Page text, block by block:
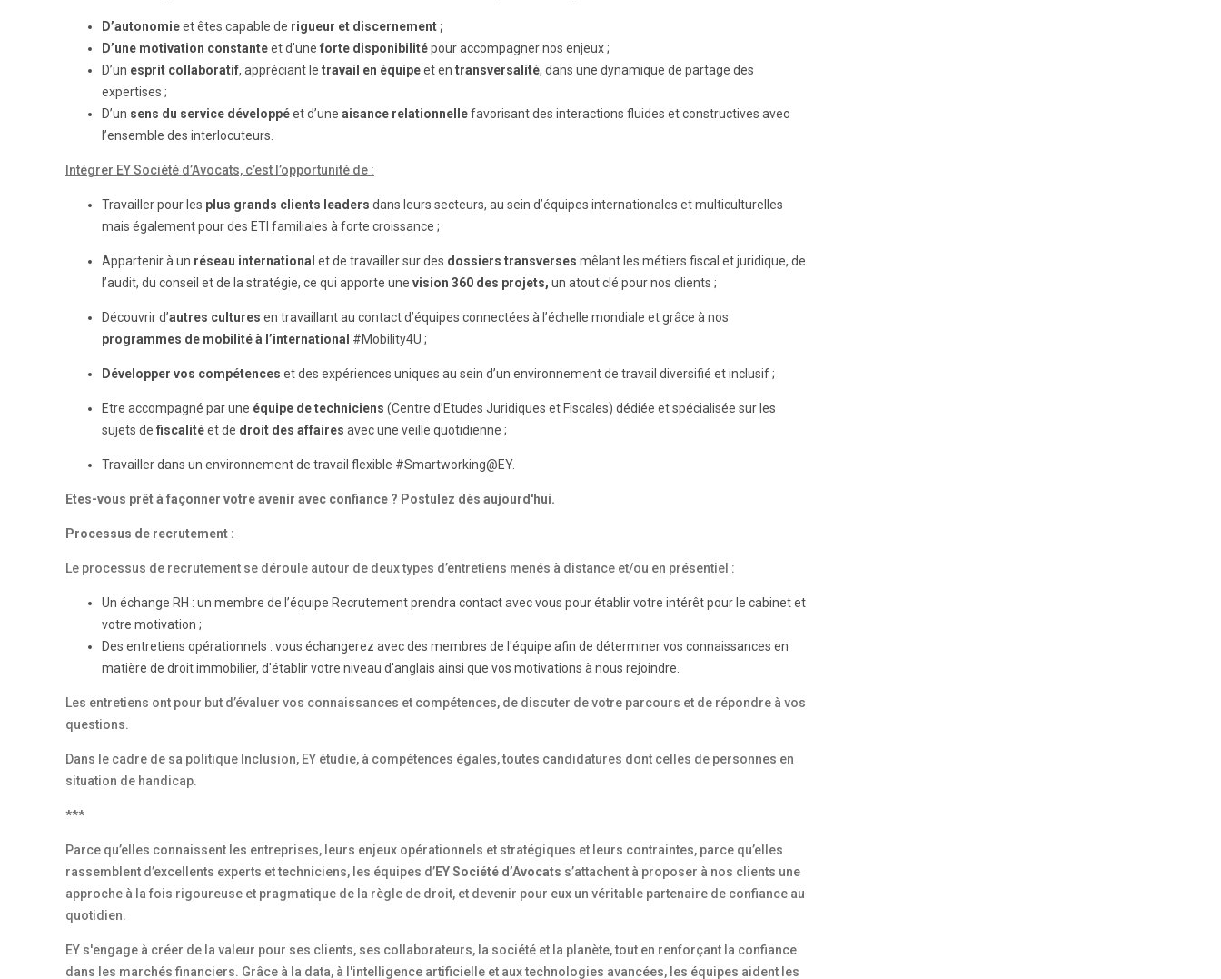
D’autonomieet êtes capable de rigueur et discernement ;
D’une motivation constanteet d’une forte disponibilitépour accompagner nos enjeux ;
D’un esprit collaboratif, appréciant le travail en équipeet en transversalité, dans une dynamique de partage des
expertises ;
D’un sens du service développéet d’une aisance relationnellefavorisant des interactions fluides et constructives avec
l’ensemble des interlocuteurs.
Intégrer EY Société d’Avocats, c’est l’opportunité de :
Travailler pour les plus grands clients leaders dans leurs secteurs, au sein d’équipes internationales et multiculturelles
mais également pour des ETI familiales à forte croissance ;
Appartenir à un réseau international et de travailler sur des dossiers transverses mêlant les métiers fiscal et juridique, de
l’audit, du conseil et de la stratégie, ce qui apporte une vision 360 des projets, un atout clé pour nos clients ;
Découvrir d’autres cultures en travaillant au contact d’équipes connectées à l’échelle mondiale et grâce à nos
programmes de mobilité à l’international #Mobility4U ;
Développer vos compétences et des expériences uniques au sein d’un environnement de travail diversifié et inclusif ;
Etre accompagné par une équipe de techniciens (Centre d’Etudes Juridiques et Fiscales) dédiée et spécialisée sur les
sujets de fiscalitéet de droit des affaires avec une veille quotidienne ;
Travailler dans un environnement de travail flexible #Smartworking@EY.
Etes-vous prêt à façonner votre avenir avec confiance ? Postulez dès aujourd'hui.
Processus de recrutement :
Le processus de recrutement se déroule autour de deux types d’entretiens menés à distance et/ou en présentiel :
Un échange RH : un membre de l’équipe Recrutement prendra contact avec vous pour établir votre intérêt pour le cabinet et
votre motivation ;
Des entretiens opérationnels : vous échangerez avec des membres de l'équipe afin de déterminer vos connaissances en
matière de droit immobilier, d'établir votre niveau d'anglais ainsi que vos motivations à nous rejoindre.
Les entretiens ont pour but d’évaluer vos connaissances et compétences, de discuter de votre parcours et de répondre à vos
questions.
Dans le cadre de sa politique Inclusion, EY étudie, à compétences égales, toutes candidatures dont celles de personnes en
situation de handicap.
***
Parce qu’elles connaissent les entreprises, leurs enjeux opérationnels et stratégiques et leurs contraintes, parce qu’elles
rassemblent d’excellents experts et techniciens, les équipes d’EY Société d’Avocats s’attachent à proposer à nos clients une
approche à la fois rigoureuse et pragmatique de la règle de droit, et devenir pour eux un véritable partenaire de confiance au
quotidien.
EY s'engage à créer de la valeur pour ses clients, ses collaborateurs, la société et la planète, tout en renforçant la confiance
dans les marchés financiers. Grâce à la data, à l'intelligence artificielle et aux technologies avancées, les équipes aident les